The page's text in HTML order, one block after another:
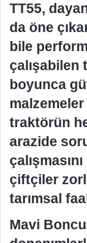
TT55,
da öne
bile
çalışabilen
boyunca
traktörün
arazide
çiftçiler
tarımsal
Mavi